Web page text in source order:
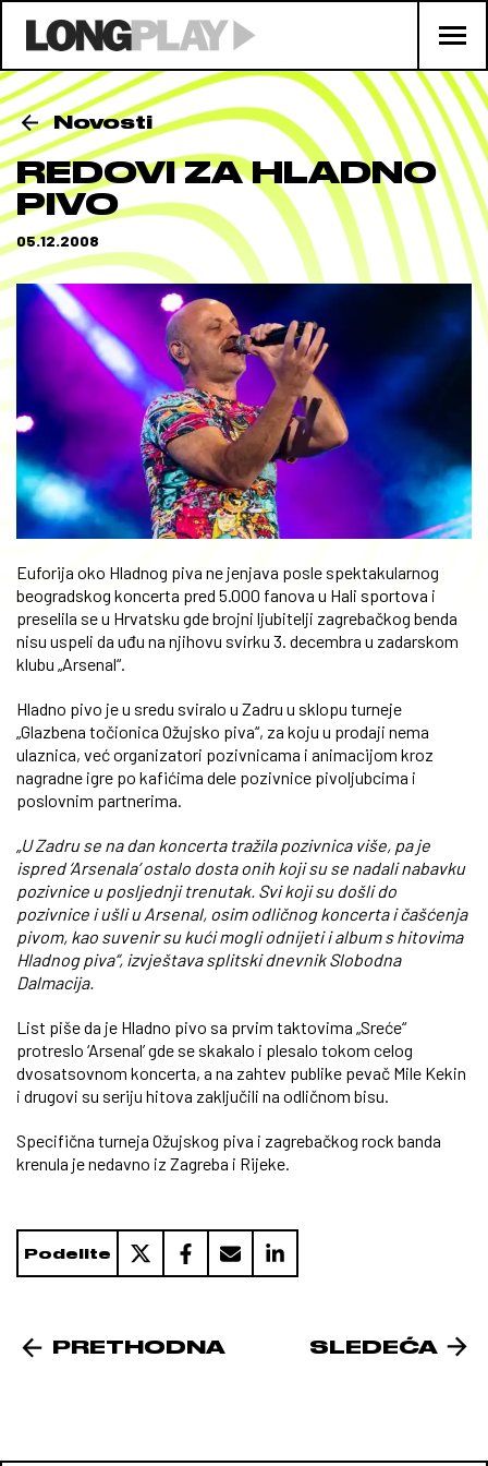
Novosti
REDOVI ZA HLADNO
PIVO
05.12.2008
Euforija oko Hladnog piva ne jenjava posle spektakularnog
beogradskog koncerta pred 5.000 fanova u Hali sportova i
preselila se u Hrvatsku gde brojni ljubitelji zagrebačkog benda
nisu uspeli da uđu na njihovu svirku 3. decembra u zadarskom
klubu „Arsenal“.
Hladno pivo je u sredu sviralo u Zadru u sklopu turneje
„Glazbena točionica Ožujsko piva“, za koju u prodaji nema
ulaznica, već organizatori pozivnicama i animacijom kroz
nagradne igre po kafićima dele pozivnice pivoljubcima i
poslovnim partnerima.
„U Zadru se na dan koncerta tražila pozivnica više, pa je
ispred ‘Arsenala’ ostalo dosta onih koji su se nadali nabavku
pozivnice u posljednji trenutak. Svi koji su došli do
pozivnice i ušli u Arsenal, osim odličnog koncerta i čašćenja
pivom, kao suvenir su kući mogli odnijeti i album s hitovima
Hladnog piva“, izvještava splitski dnevnik Slobodna
Dalmacija.
List piše da je Hladno pivo sa prvim taktovima „Sreće“
protreslo ‘Arsenal’ gde se skakalo i plesalo tokom celog
dvosatsovnom koncerta, a na zahtev publike pevač Mile Kekin
i drugovi su seriju hitova zaključili na odličnom bisu.
Specifična turneja Ožujskog piva i zagrebačkog rock banda
krenula je nedavno iz Zagreba i Rijeke.
Podelite
PRETHODNA SLEDEĆA